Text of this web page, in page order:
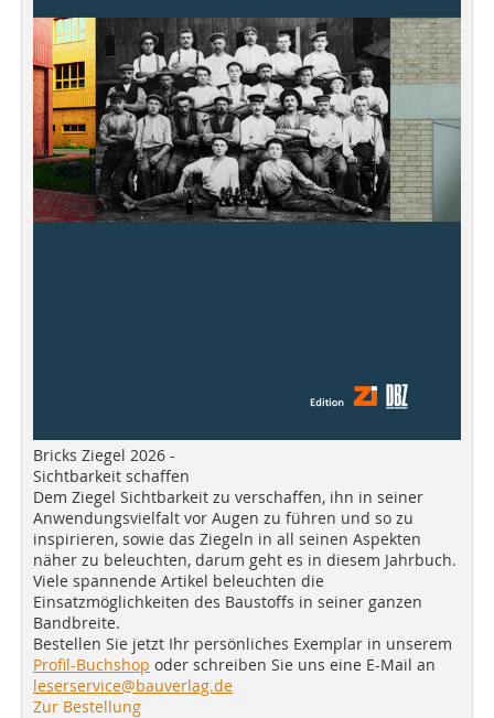
Bricks Ziegel 2026 -
Sichtbarkeit schaffen
Dem Ziegel Sichtbarkeit zu verschaffen, ihn in seiner
Anwendungsvielfalt vor Augen zu führen und so zu
inspirieren, sowie das Ziegeln in all seinen Aspekten
näher zu beleuchten, darum geht es in diesem Jahrbuch.
Viele spannende Artikel beleuchten die
Einsatzmöglichkeiten des Baustoffs in seiner ganzen
Bandbreite.
Bestellen Sie jetzt Ihr persönliches Exemplar in unserem
Profil-Buchshop oder schreiben Sie uns eine E-Mail an
leserservice@bauverlag.de
Zur Bestellung